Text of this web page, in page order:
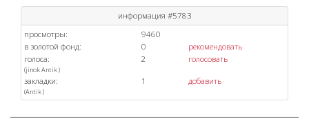
информация #5783
просмотры:
9460
в золотой фонд:
0
рекомендовать
голоса:
2 голосовать
(jinokAntik)
закладки: 1 добавить
(Antik)